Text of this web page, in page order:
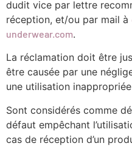
dudit vice par lettre
réception, et/ou par mail à
underwear.com.
La réclamation doit être
être causée par une
une utilisation
Sont considérés comme
défaut empêchant
cas de réception d’un